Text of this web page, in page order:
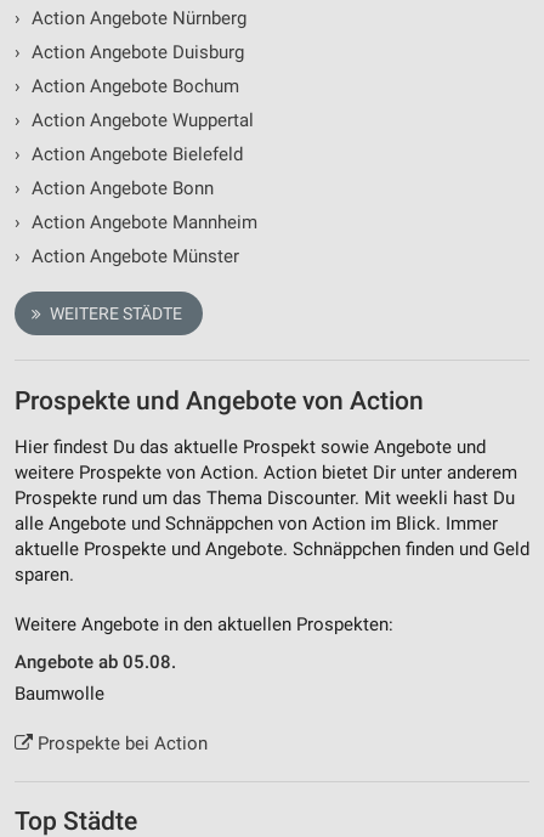
› Action Angebote Nürnberg
› Action Angebote Duisburg
› Action Angebote Bochum
› Action Angebote Wuppertal
› Action Angebote Bielefeld
› Action Angebote Bonn
› Action Angebote Mannheim
› Action Angebote Münster
WEITERE STÄDTE
Prospekte und Angebote von Action
Hier findest Du das aktuelle Prospekt sowie Angebote und
weitere Prospekte von Action. Action bietet Dir unter anderem
Prospekte rund um das Thema Discounter. Mit weekli hast Du
alle Angebote und Schnäppchen von Action im Blick. Immer
aktuelle Prospekte und Angebote. Schnäppchen finden und Geld
sparen.
Weitere Angebote in den aktuellen Prospekten:
Angebote ab 05.08.
Baumwolle
Prospekte bei Action
Top Städte